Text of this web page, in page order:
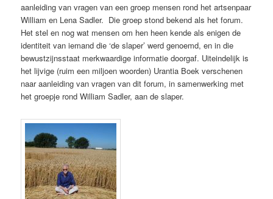
aanleiding van vragen van een groep mensen rond het artsenpaar
William en Lena Sadler. Die groep stond bekend als het forum.
Het stel en nog wat mensen om hen heen kende als enigen de
identiteit van iemand die ‘de slaper’ werd genoemd, en in die
bewustzijnsstaat merkwaardige informatie doorgaf. Uiteindelijk is
het lijvige (ruim een miljoen woorden) Urantia Boek verschenen
naar aanleiding van vragen van dit forum, in samenwerking met
het groepje rond William Sadler, aan de slaper.